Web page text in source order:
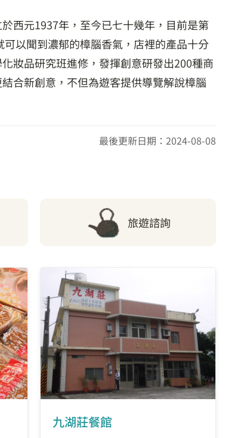
西元1937年，至今已七十幾年，目前是第
以聞到濃郁的樟腦香氣，店裡的產品十分
妝品研究班進修，發揮創意研發出200種商
合新創意，不但為遊客提供導覽解說樟腦
最後更新日期：2024-08-08
旅遊諮詢
九湖莊餐館